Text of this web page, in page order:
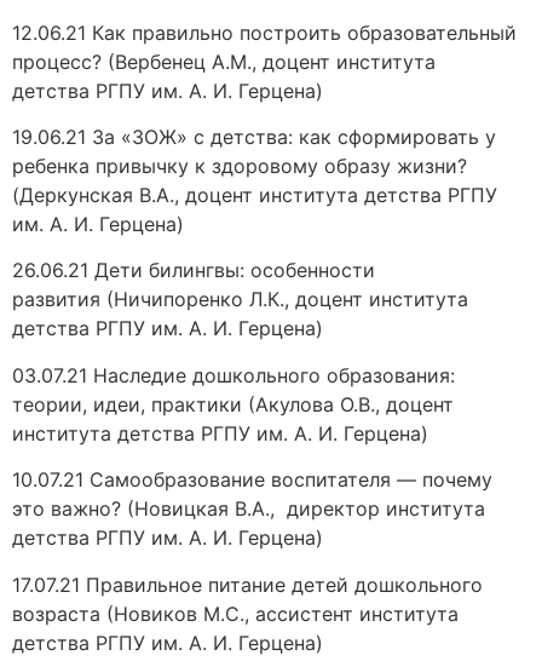
12.06.21 Как правильно построить образовательный
процесс? (Вербенец А.М., доцент института
детства РГПУ им. А. И. Герцена)
19.06.21 За «ЗОЖ» с детства: как сформировать у
ребенка привычку к здоровому образу жизни?
(Деркунская В.А., доцент института детства РГПУ
им. А. И. Герцена)
26.06.21 Дети билингвы: особенности
развития (Ничипоренко Л.К., доцент института
детства РГПУ им. А. И. Герцена)
03.07.21 Наследие дошкольного образования:
теории, идеи, практики (Акулова О.В., доцент
института детства РГПУ им. А. И. Герцена)
10.07.21 Самообразование воспитателя — почему
это важно? (Новицкая В.А., директор института
детства РГПУ им. А. И. Герцена)
17.07.21 Правильное питание детей дошкольного
возраста (Новиков М.С., ассистент института
детства РГПУ им. А. И. Герцена)